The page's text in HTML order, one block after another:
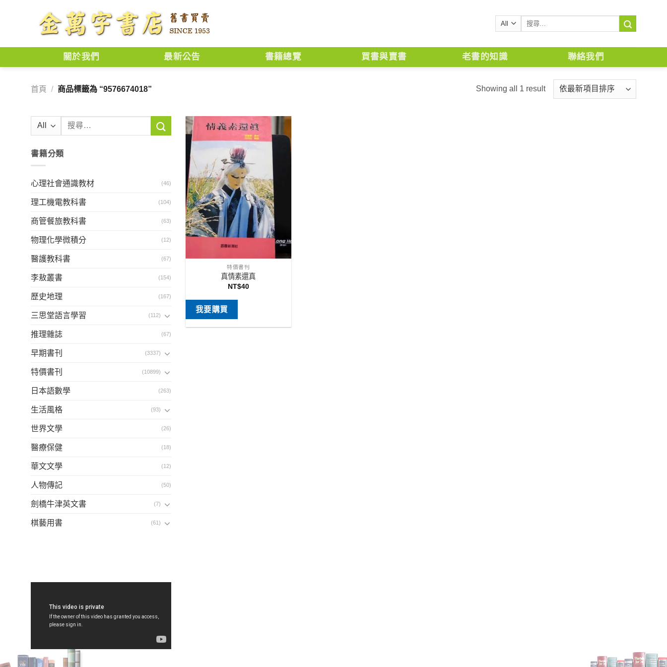
搜
鍵
關於我們 最新公告 書籍總覽 買書與賣書 老書的知識 聯絡我們
首頁 / 商品標籤為 “9576674018” Showing all 1 result
搜
鍵
書籍分類
心理社會通識教材 (46)
理工機電教科書 (104)
商管餐旅教科書 (63)
物理化學微積分 (12)
醫護教科書 (67)
李敖叢書 (154)
歷史地理 (167)
三思堂語言學習 (112)
推理雜誌 (67)
早期書刊 (3337)
特價書刊 (10899)
日本語數學 (263)
生活風格 (93)
世界文學 (26)
醫療保健 (18)
華文文學 (12)
人物傳記 (50)
劍橋牛津英文書 (7)
棋藝用書 (61)
特價書刊
真情素還真
NT$40
我要購買